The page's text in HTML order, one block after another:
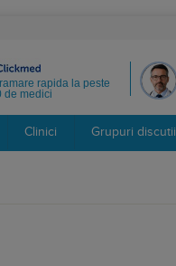
rapida la peste
de medici
Clinici Grupuri discutii